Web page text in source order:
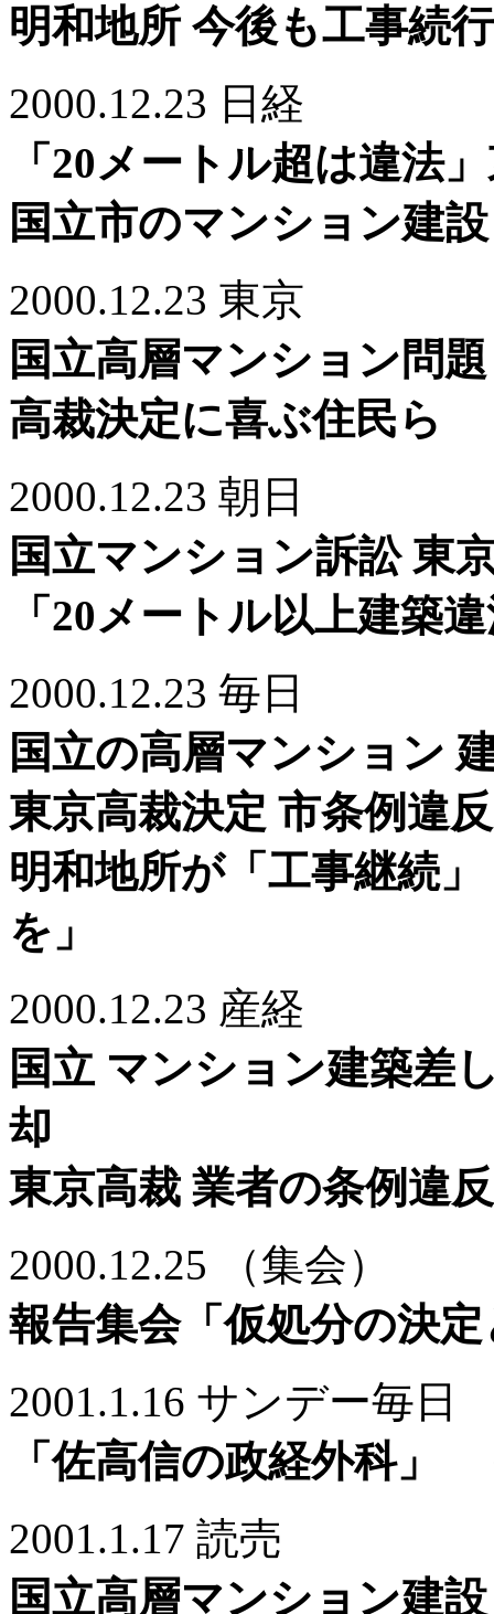
明和地所 今後も工事続行
2000.12.23 日経
「20メートル超は違法
国立市のマンション建設
2000.12.23 東京
国立高層マンション問
高裁決定に喜ぶ住民ら
2000.12.23 朝日
国立マンション訴訟 東
「20メートル以上建築
2000.12.23 毎日
国立の高層マンション
東京高裁決定 市条例違
明和地所が「工事継続
を」
2000.12.23 産経
国立 マンション建築差
却
東京高裁 業者の条例違
2000.12.25 （集会）
報告集会「仮処分の決
2001.1.16 サンデー毎日
「佐高信の政経外科」
2001.1.17 読売
国立高層マンション建